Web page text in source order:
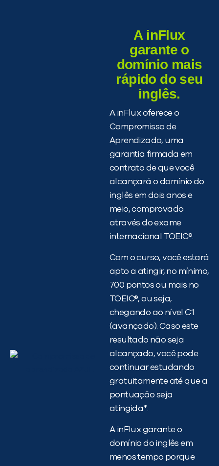
A inFlux
garante o
domínio mais
rápido do seu
inglês.
A inFlux oferece o
Compromisso de
Aprendizado, uma
garantia firmada em
contrato de que você
alcançará o domínio do
inglês em dois anos e
meio, comprovado
através do exame
internacional TOEIC®.
Com o curso, você estará
apto a atingir, no mínimo,
700 pontos ou mais no
TOEIC®, ou seja,
chegando ao nível C1
(avançado). Caso este
resultado não seja
alcançado, você pode
continuar estudando
gratuitamente até que a
pontuação seja
atingida*.
A inFlux garante o
domínio do inglês em
menos tempo porque